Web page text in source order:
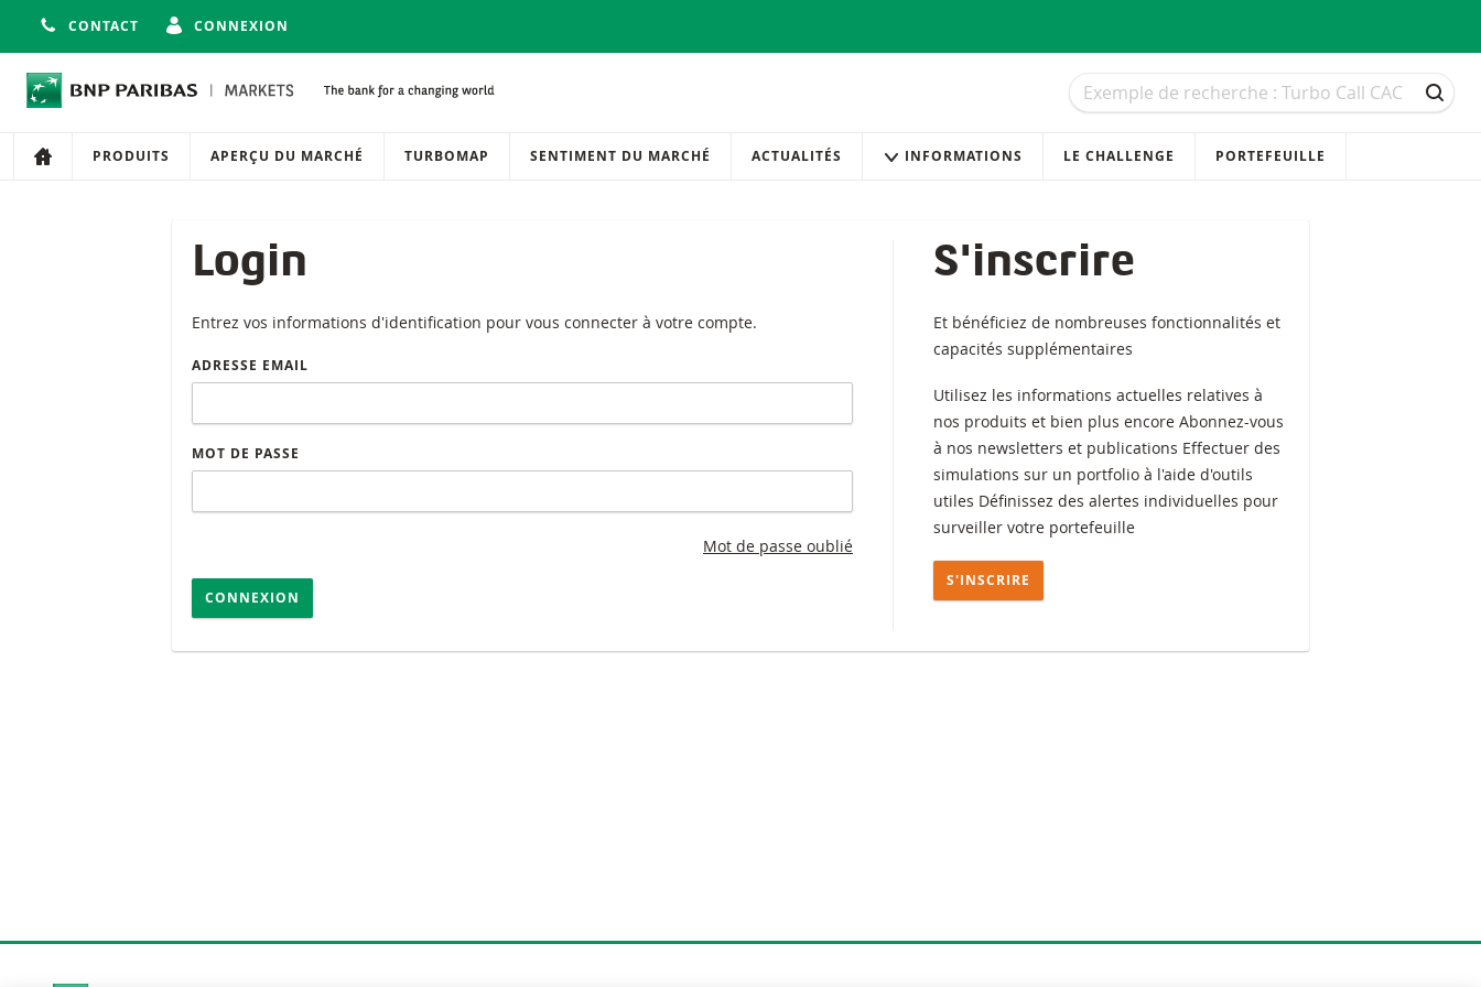
CONTACT CONNEXION
Recherche
Recherche
Navigation
Navigation sur le site
PRODUITS APERÇU DU MARCHÉ TURBOMAP SENTIMENT DU MARCHÉ ACTUALITÉS INFORMATIONS LE CHALLENGE PORTEFEUILLE
Login
Entrez vos informations d'identification pour vous connecter à votre compte.
ADRESSE EMAIL
MOT DE PASSE
Mot de passe oublié
CONNEXION
S'inscrire
Et bénéficiez de nombreuses fonctionnalités et
capacités supplémentaires
Utilisez les informations actuelles relatives à
nos produits et bien plus encore Abonnez-vous
à nos newsletters et publications Effectuer des
simulations sur un portfolio à l'aide d'outils
utiles Définissez des alertes individuelles pour
surveiller votre portefeuille
S'INSCRIRE